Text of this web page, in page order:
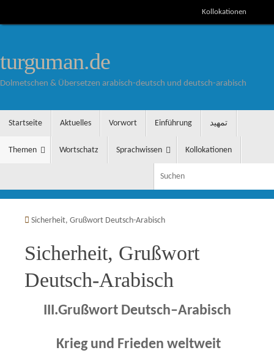
Inhalt
Kollokationen
turguman.de
Dolmetschen & Übersetzen arabisch-deutsch und deutsch-arabisch
Startseite Aktuelles Vorwort Einführung تمهيد
Themen Wortschatz Sprachwissen Kollokationen
Startseite
Sicherheit, Grußwort Deutsch-Arabisch
Sicherheit, Grußwort
Deutsch-Arabisch
III.Grußwort Deutsch–Arabisch
Krieg und Frieden weltweit